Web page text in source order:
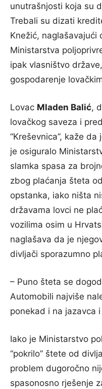
unutrašnjosti koja su
Trebali su dizati
Knežić, naglašavajući
Ministarstva
ipak vlasništvo
gospodarenje
Lovac Mladen Balić,
lovačkog saveza i
“Kreševnica”, kaže
je osiguralo
slamka spasa za
zbog plaćanja šteta
opstanka, iako ništa
državama lovci ne
vozilima osim u
naglašava da je
divljači sporazumno
– Puno šteta se
Automobili najviše
ponekad i na jazavca
Iako je Ministarstvo
“pokrilo” štete od
problem dugoročno
spasonosno rješenje